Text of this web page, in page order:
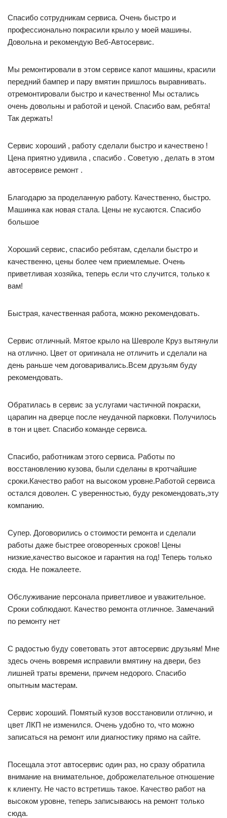
Спасибо сотрудникам сервиса. Очень быстро и
профессионально покрасили крыло у моей машины.
Довольна и рекомендую Веб-Автосервис.
Мы ремонтировали в этом сервисе капот машины, красили
передний бампер и пару вмятин пришлось выравнивать.
отремонтировали быстро и качественно! Мы остались
очень довольны и работой и ценой. Спасибо вам, ребята!
Так держать!
Сервис хороший , работу сделали быстро и качествено !
Цена приятно удивила , спасибо . Советую , делать в этом
автосервисе ремонт .
Благодарю за проделанную работу. Качественно, быстро.
Машинка как новая стала. Цены не кусаются. Спасибо
большое
Хороший сервис, спасибо ребятам, сделали быстро и
качественно, цены более чем приемлемые. Очень
приветливая хозяйка, теперь если что случится, только к
вам!
Быстрая, качественная работа, можно рекомендовать.
Сервис отличный. Мятое крыло на Шевроле Круз вытянули
на отлично. Цвет от оригинала не отличить и сделали на
день раньше чем договаривались.Всем друзьям буду
рекомендовать.
Обратилась в сервис за услугами частичной покраски,
царапин на дверце после неудачной парковки. Получилось
в тон и цвет. Спасибо команде сервиса.
Спасибо, работникам этого сервиса. Работы по
восстановлению кузова, были сделаны в кротчайшие
сроки.Качество работ на высоком уровне.Работой сервиса
остался доволен. С уверенностью, буду рекомендовать,эту
компанию.
Супер. Договорились о стоимости ремонта и сделали
работы даже быстрее оговоренных сроков! Цены
низкие,качество высокое и гарантия на год! Теперь только
сюда. Не пожалеете.
Обслуживание персонала приветливое и уважительное.
Сроки соблюдают. Качество ремонта отличное. Замечаний
по ремонту нет
С радостью буду советовать этот автосервис друзьям! Мне
здесь очень вовремя исправили вмятину на двери, без
лишней траты времени, причем недорого. Спасибо
опытным мастерам.
Сервис хороший. Помятый кузов восстановили отлично, и
цвет ЛКП не изменился. Очень удобно то, что можно
записаться на ремонт или диагностику прямо на сайте.
Посещала этот автосервис один раз, но сразу обратила
внимание на внимательное, доброжелательное отношение
к клиенту. Не часто встретишь такое. Качество работ на
высоком уровне, теперь записываюсь на ремонт только
сюда.